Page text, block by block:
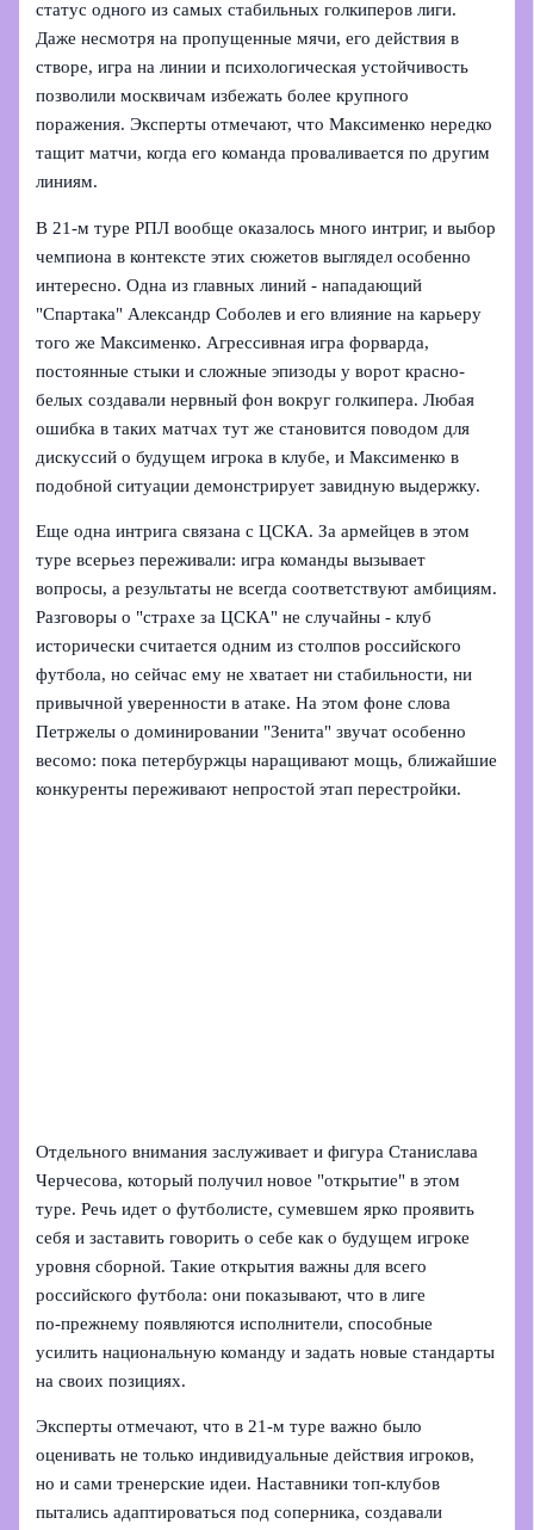
статус одного из самых стабильных голкиперов лиги.
Даже несмотря на пропущенные мячи, его действия в
створе, игра на линии и психологическая устойчивость
позволили москвичам избежать более крупного
поражения. Эксперты отмечают, что Максименко нередко
тащит матчи, когда его команда проваливается по другим
линиям.
В 21-м туре РПЛ вообще оказалось много интриг, и выбор
чемпиона в контексте этих сюжетов выглядел особенно
интересно. Одна из главных линий - нападающий
"Спартака" Александр Соболев и его влияние на карьеру
того же Максименко. Агрессивная игра форварда,
постоянные стыки и сложные эпизоды у ворот красно-
белых создавали нервный фон вокруг голкипера. Любая
ошибка в таких матчах тут же становится поводом для
дискуссий о будущем игрока в клубе, и Максименко в
подобной ситуации демонстрирует завидную выдержку.
Еще одна интрига связана с ЦСКА. За армейцев в этом
туре всерьез переживали: игра команды вызывает
вопросы, а результаты не всегда соответствуют амбициям.
Разговоры о "страхе за ЦСКА" не случайны - клуб
исторически считается одним из столпов российского
футбола, но сейчас ему не хватает ни стабильности, ни
привычной уверенности в атаке. На этом фоне слова
Петржелы о доминировании "Зенита" звучат особенно
весомо: пока петербуржцы наращивают мощь, ближайшие
конкуренты переживают непростой этап перестройки.
Отдельного внимания заслуживает и фигура Станислава
Черчесова, который получил новое "открытие" в этом
туре. Речь идет о футболисте, сумевшем ярко проявить
себя и заставить говорить о себе как о будущем игроке
уровня сборной. Такие открытия важны для всего
российского футбола: они показывают, что в лиге
по‑прежнему появляются исполнители, способные
усилить национальную команду и задать новые стандарты
на своих позициях.
Эксперты отмечают, что в 21-м туре важно было
оценивать не только индивидуальные действия игроков,
но и сами тренерские идеи. Наставники топ-клубов
пытались адаптироваться под соперника, создавали